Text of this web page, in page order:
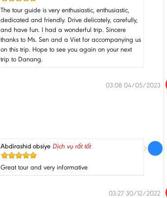
The tour guide is very enthusiastic, enthusiastic,
dedicated and friendly. Drive delicately, carefully,
and have fun. I had a wonderful trip. Sincere
thanks to Ms. Sen and a Viet for accompanying us
on this trip. Hope to see you again on your next
trip to Danang.
03:08 04/05/2023
Abdirashid obsiye Dịch vụ rất tốt
Great tour and very informative
03:27 30/12/2022